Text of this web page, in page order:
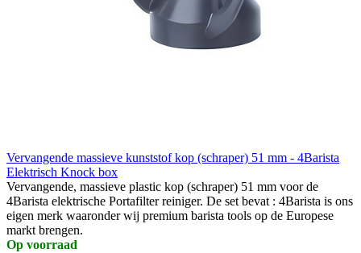
Vervangende massieve kunststof kop (schraper) 51 mm - 4Barista
Elektrisch Knock box
Vervangende, massieve plastic kop (schraper) 51 mm voor de
4Barista elektrische Portafilter reiniger. De set bevat : 4Barista is ons
eigen merk waaronder wij premium barista tools op de Europese
markt brengen.
Op voorraad